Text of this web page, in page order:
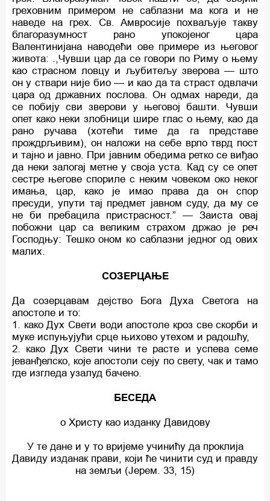
греховним примером не саблазни ма кога и нe
наведе на грех. Св. Амвросије похваљује такву
благоразумност рано упокојеног цара
Валентинијана наводећи ове примере из његовог
живота: .,Чувши цар да се говори по Риму o њему
као страсном ловцу и љубитељу зверова — што
он у ствари није био — и као да та страст одвлачи
цара од државних послова. Он одмах нареди, да
се побију сви зверови у његовој башти. Чувши
опет како неки злобници шире глас o њему, као да
рано ручава (хотећи тиме да га представе
прождрљивим), он наложи на себе врло тврд пост
и тајно и јавно. При јавним обедима ретко се виђао
да неки залогај метне у своја уста. Кад су се опет
сестре његове спориле c неким човеком око неког
имања, цар, како је имао права да он спор
пресуди, упути тај предмет јавном суду, да му се
не би пребацила пристрасност.” — Заиста овај
побожни цар са великим страхом држао је реч
Господњу: Тешко оном ко саблазни једног од ових
малих.
СОЗЕРЦАЊЕ
Да созерцавам дејство Бога Духа Светога на
апостоле и то:
1. како Дух Свети води апостоле кроз све скорби и
муке испуњујући срце њихово утехом и радошћу,
2. како Дух Свети чини те расте и успева семе
јеванђелско, које апостоли сеју пo свету, чак и тамо
где изгледа узалуд бачено.
БЕСЕДА
о Христу као изданку Давидову
У те дане и у то вријеме учинићу да проклија
Давиду изданак прави, који ће чинити суд и правду
на земљи (Јерем. 33, 15)